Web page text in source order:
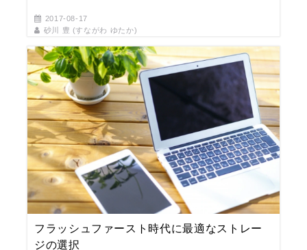
2017-08-17
砂川 豊 (すながわ ゆたか)
フラッシュファースト時代に最適なストレー
ジの選択